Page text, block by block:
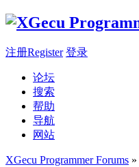
注册Register 登录
论坛
搜索
帮助
导航
网站
XGecu Programmer Forums »